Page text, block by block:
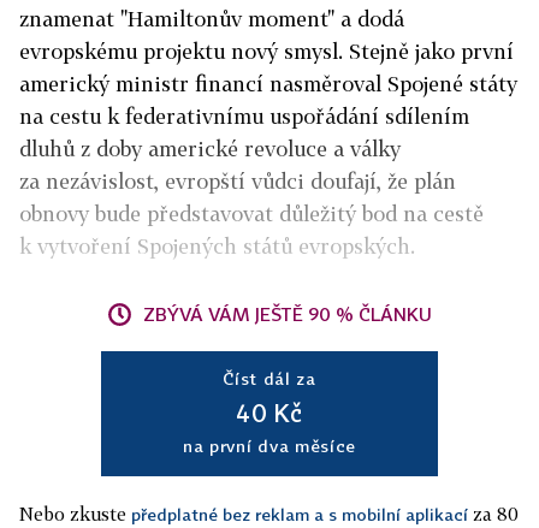
znamenat "Hamiltonův moment" a dodá
evropskému projektu nový smysl. Stejně jako první
americký ministr financí nasměroval Spojené státy
na cestu k federativnímu uspořádání sdílením
dluhů z doby americké revoluce a války
za nezávislost, evropští vůdci doufají, že plán
obnovy bude představovat důležitý bod na cestě
k vytvoření Spojených států evropských.
ZBÝVÁ VÁM JEŠTĚ 90 % ČLÁNKU
Číst dál za
40 Kč
na první dva měsíce
Nebo zkuste předplatné bez reklam a s mobilní aplikací za 80